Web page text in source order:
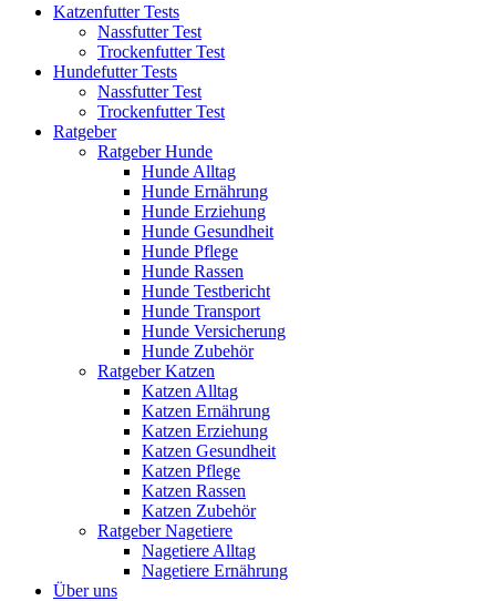
Katzenfutter Tests
Nassfutter Test
Trockenfutter Test
Hundefutter Tests
Nassfutter Test
Trockenfutter Test
Ratgeber
Ratgeber Hunde
Hunde Alltag
Hunde Ernährung
Hunde Erziehung
Hunde Gesundheit
Hunde Pflege
Hunde Rassen
Hunde Testbericht
Hunde Transport
Hunde Versicherung
Hunde Zubehör
Ratgeber Katzen
Katzen Alltag
Katzen Ernährung
Katzen Erziehung
Katzen Gesundheit
Katzen Pflege
Katzen Rassen
Katzen Zubehör
Ratgeber Nagetiere
Nagetiere Alltag
Nagetiere Ernährung
Über uns